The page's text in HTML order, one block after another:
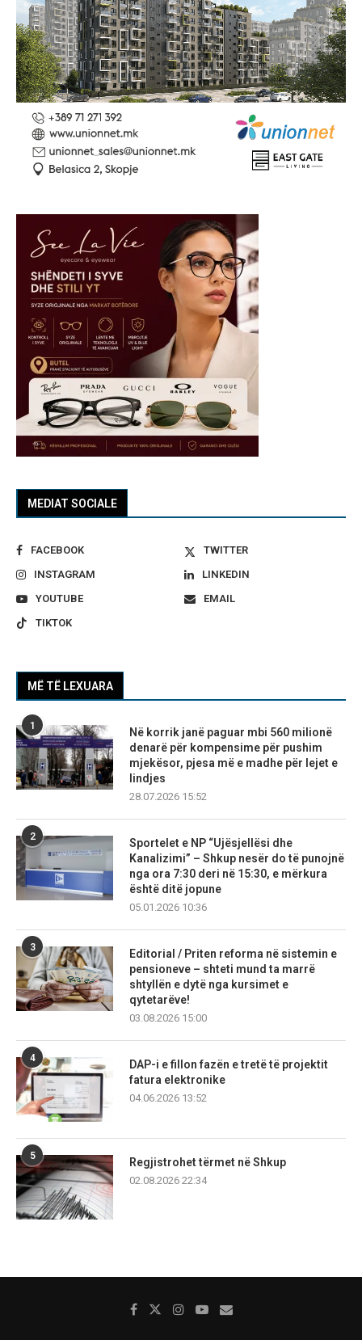
MEDIAT SOCIALE
FACEBOOK
TWITTER
INSTAGRAM
LINKEDIN
YOUTUBE
EMAIL
TIKTOK
MË TË LEXUARA
1
Në korrik janë paguar mbi 560 milionë
denarë për kompensime për pushim
mjekësor, pjesa më e madhe për lejet e
lindjes
28.07.2026 15:52
2
Sportelet e NP “Ujësjellësi dhe
Kanalizimi” – Shkup nesër do të punojnë
nga ora 7:30 deri në 15:30, e mërkura
është ditë jopune
05.01.2026 10:36
3
Editorial / Priten reforma në sistemin e
pensioneve – shteti mund ta marrë
shtyllën e dytë nga kursimet e
qytetarëve!
03.08.2026 15:00
4
DAP-i e fillon fazën e tretë të projektit
fatura elektronike
04.06.2026 13:52
5
Regjistrohet tërmet në Shkup
02.08.2026 22:34